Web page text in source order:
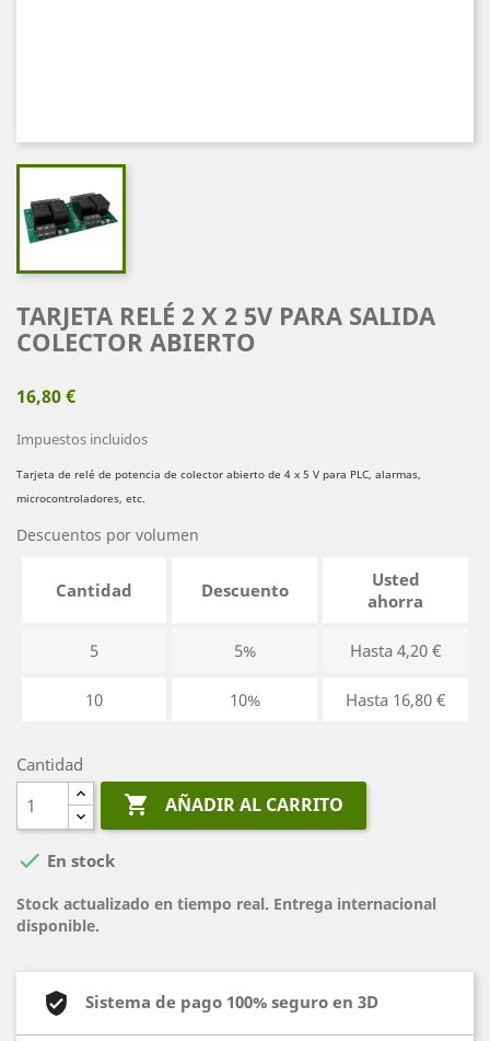
TARJETA RELÉ 2 X 2 5V PARA SALIDA
COLECTOR ABIERTO
16,80 €
Impuestos incluidos
Tarjeta de relé de potencia de colector abierto de 4 x 5 V para PLC, alarmas,
microcontroladores, etc.
Descuentos por volumen
Cantidad Descuento
Usted
ahorra
5 5% Hasta 4,20 €
10 10% Hasta 16,80 €
Cantidad
 AÑADIR AL CARRITO
 En stock
Stock actualizado en tiempo real. Entrega internacional
disponible.
Sistema de pago 100% seguro en 3D